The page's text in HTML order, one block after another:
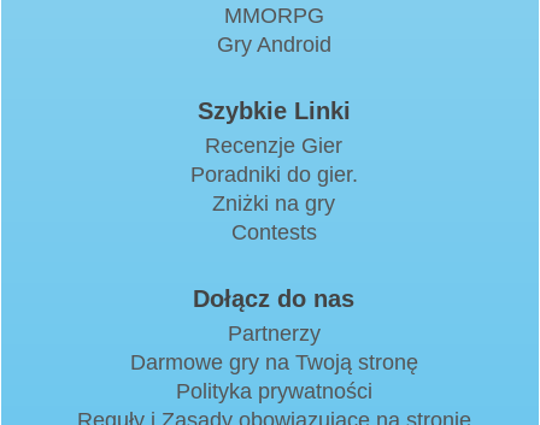
MMORPG
Gry Android
Szybkie Linki
Recenzje Gier
Poradniki do gier.
Zniżki na gry
Contests
Dołącz do nas
Partnerzy
Darmowe gry na Twoją stronę
Polityka prywatności
Reguły i Zasady obowiązujące na stronie